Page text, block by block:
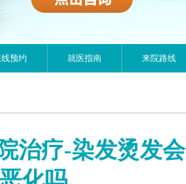
预约 就医指南 来院路线
治疗-染发烫发会